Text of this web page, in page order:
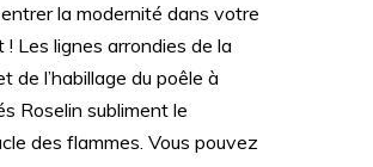
la modernité dans votre
! Les lignes arrondies de la
de l’habillage du poêle à
Roselin subliment le
des flammes. Vous pouvez